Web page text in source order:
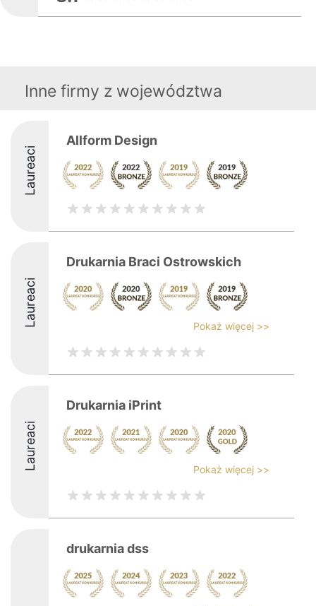
Inne firmy z województwa
Laureaci
Allform Design
Laureaci
Drukarnia Braci Ostrowskich
Pokaż więcej >>
Laureaci
Drukarnia iPrint
Pokaż więcej >>
drukarnia dss